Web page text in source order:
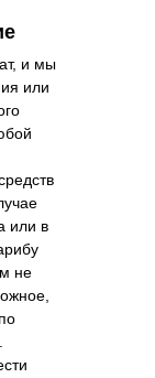
и мы
или
или в
не